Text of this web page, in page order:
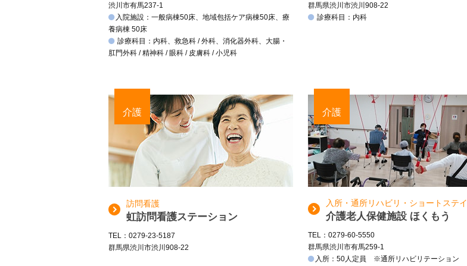
渋川市有馬237-1
入院施設：一般病棟50床、地域包括ケア病棟50床、療
養病棟 50床
診療科目：内科、救急科 / 外科、消化器外科、大腸・
肛門外科 / 精神科 / 眼科 / 皮膚科 / 小児科
群馬県渋川市渋川908-22
診療科目：内科
介護
訪問看護
虹訪問看護ステーション
TEL：0279-23-5187
群馬県渋川市渋川908-22
介護
入所・通所リハビリ・ショートステイ
介護老人保健施設 ほくもう
TEL：0279-60-5550
群馬県渋川市有馬259-1
入所：50人定員 ※通所リハビリテーション